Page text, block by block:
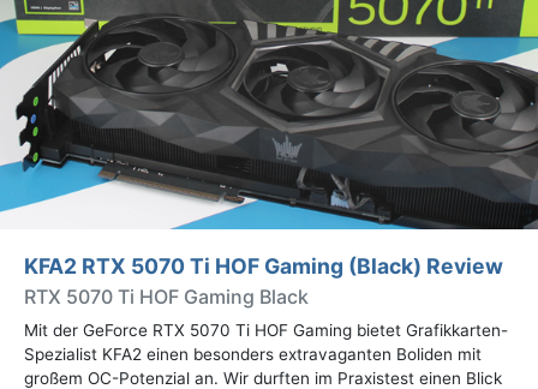
KFA2 RTX 5070 Ti HOF Gaming (Black) Review
RTX 5070 Ti HOF Gaming Black
Mit der GeForce RTX 5070 Ti HOF Gaming bietet Grafikkarten-
Spezialist KFA2 einen besonders extravaganten Boliden mit
großem OC-Potenzial an. Wir durften im Praxistest einen Blick